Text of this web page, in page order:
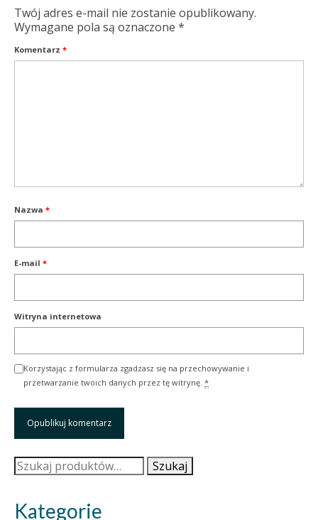
Twój adres e-mail nie zostanie opublikowany.
Wymagane pola są oznaczone *
Komentarz *
Nazwa *
E-mail *
Witryna internetowa
Korzystając z formularza zgadzasz się na przechowywanie i
przetwarzanie twoich danych przez tę witrynę. *
Szukaj: Szukaj
Kategorie